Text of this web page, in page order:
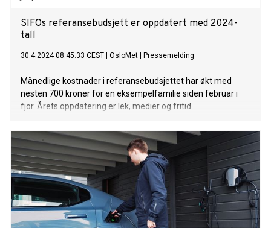
SIFOs referansebudsjett er oppdatert med 2024-
tall
30.4.2024 08:45:33 CEST OsloMet Pressemelding
Månedlige kostnader i referansebudsjettet har økt med
nesten 700 kroner for en eksempelfamilie siden februar i
fjor. Årets oppdatering er lek, medier og fritid.